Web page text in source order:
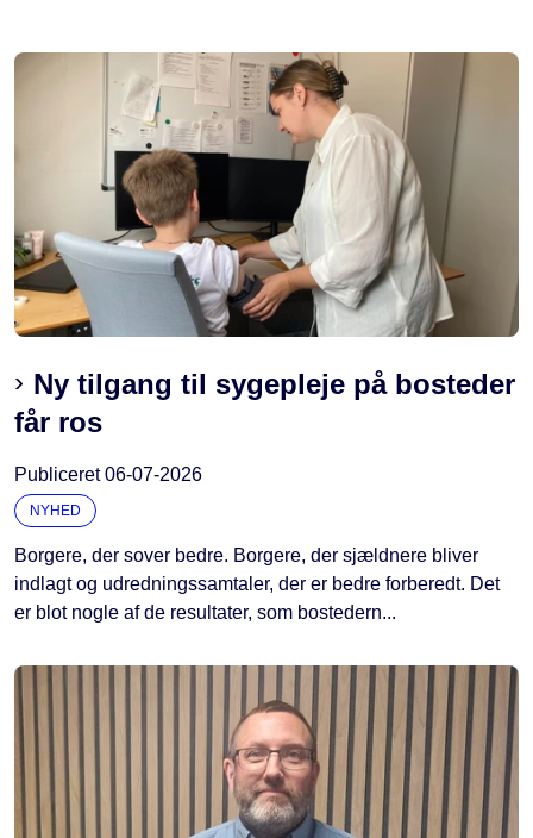
Ny tilgang til sygepleje på bosteder
får ros
Publiceret06-07-2026
NYHED
Borgere, der sover bedre. Borgere, der sjældnere bliver
indlagt og udredningssamtaler, der er bedre forberedt. Det
er blot nogle af de resultater, som bostedern...